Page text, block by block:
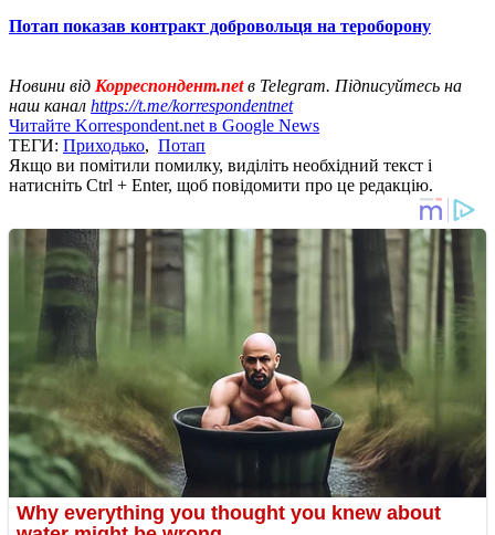
Потап показав контракт добровольця на тероборону
Новини від Корреспондент.netв Telegram. Підписуйтесь на
наш канал https://t.me/korrespondentnet
Читайте Korrespondent.net в Google News
ТЕГИ: Приходько, Потап
Якщо ви помітили помилку, виділіть необхідний текст і
натисніть Ctrl + Enter, щоб повідомити про це редакцію.